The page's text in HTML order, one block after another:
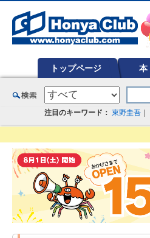
トップページ 本
注目のキーワード： 東野圭吾
ど在庫も充実